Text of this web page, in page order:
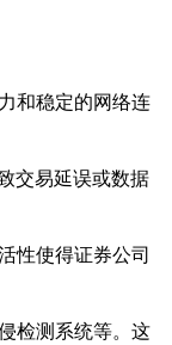
和稳定的网络连
交易延误或数据
性使得证券公司
检测系统等。这